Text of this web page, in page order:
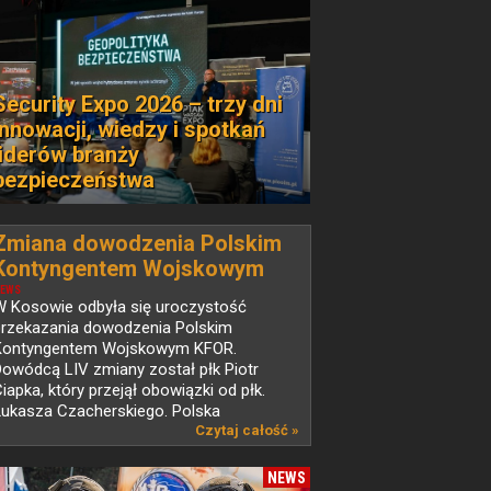
Expo 2026 – trzy dni
wiedzy i spotkań
branży
dowodzenia Polskim
Wojskowym
w Kosowie
Kosowie odbyła się uroczystość
dowodzenia Polskim
Wojskowym KFOR.
LIV zmiany został płk Piotr
który przejął obowiązki od płk.
Czacherskiego. Polska
Czytaj całość »
NEWS